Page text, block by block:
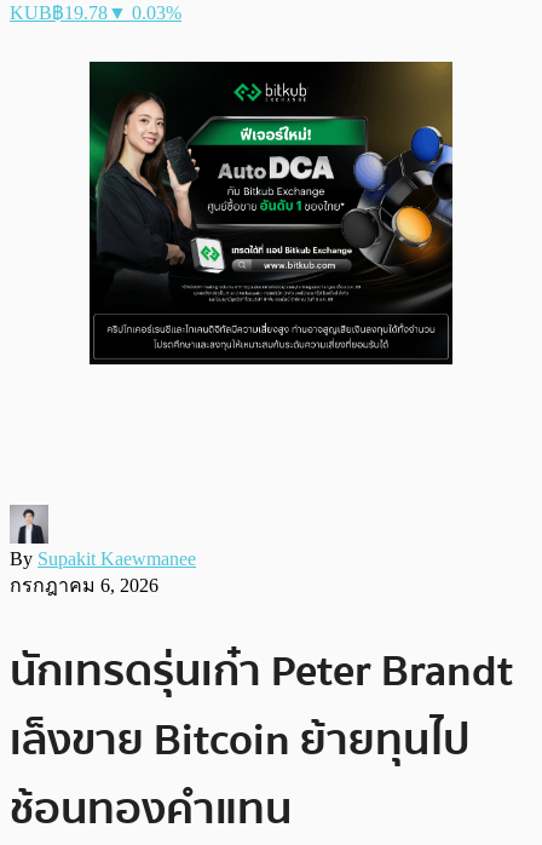
KUB฿19.78▼ 0.03%
By Supakit Kaewmanee
กรกฎาคม 6, 2026
นักเทรดรุ่นเก๋า Peter Brandt
เล็งขาย Bitcoin ย้ายทุนไป
ช้อนทองคำแทน